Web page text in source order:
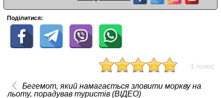
Поділитися:
1 голос
Бегемот, який намагається зловити моркву на
льоту, порадував туристів (ВІДЕО)